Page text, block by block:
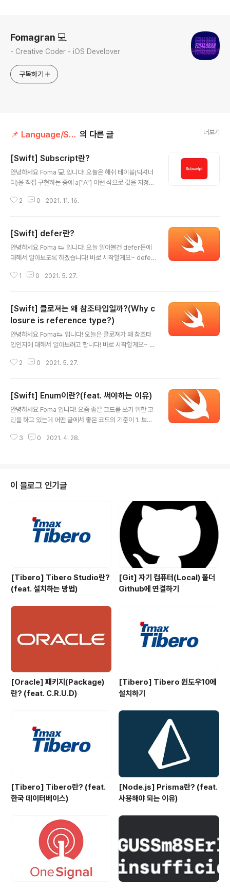
Fomagran 💻
- Creative Coder - iOS Develover
구독하기
📌 Language/Swift 의 다른 글 더보기
[Swift] Subscript란?
안녕하세요 Foma 💻 입니다! 오늘은 해쉬 테이블(딕셔너
리)을 직접 구현하는 중에 a["A"] 이런 식으로 값을 지정하
한다는 것을 알고 글을 정리하게 되었습니다. 바로 시작할
트를 정의해 사용할 수 있습니다. 서브스크립트란 콜렉션,
리스트, 시퀀스 등 집합의 특정 멤버 엘리먼트에 간단하게
접근할 수 있는 문법입니다. 서브스크립트를 이용하면 추
올 수(retrieve) 있습니다. 예를들면, 배열(Array) 인스턴
2 0 2021. 11. 16.
[Swift] defer란?
안녕하세요 Foma 👟 입니다! 오늘 알아볼건 defer문에
대해서 알아보도록 하겠습니다! 바로 시작할게요~ defer
통해서 간단히 알아보겠습니다. iOS개발을 하고 있는 사람
가장 마지막에 "커밋하기"가 출력되는 것을 볼 수 있습니
다. func 코딩하기() { defer { print("커밋하기") } print
("컴터켜기") print("Xcode 켜기") print("코드 작성") p
rint("코딩 끝") } 코딩하기() //컴터켜기 //Xcode 켜기 //
여러개..
1 0 2021. 5. 27.
[Swift] 클로져는 왜 참조타입일까?(Why c
losure is reference type?)
안녕하세요 Foma👟 입니다! 오늘은 클로져가 왜 참조타
입인지에 대해서 알아보려고 합니다! 바로 시작할게요~ 클
수입니다! (엄밀히 말하면 모든 함수를 뜻하기도 합니다.)
와 같이 작성되어 있죠? func hello() -> String { return
"hello" } 클로져는 아래와 같이 함수명이 없이 함수와 같
은 역할을 할 수 있습니다. let hello:(()->String) = { ret
명하고 넘어갈게요~ 참조 타입이란? 참조 타입은 객체의
2 0 2021. 5. 27.
[Swift] Enum이란?(feat. 써야하는 이유)
안녕하세요 Foma 입니다! 요즘 좋은 코드를 쓰기 위한 고
민을 하고 있는데 어떤 글에서 좋은 코드의 기준이 1. 보기
형은 미리 자주 쓰일 키워드를 열거해놓는 것인데 이것은
m이란? "컴퓨터 프로그래밍에서 열거형은 요소, 멤버라
불리는 명명된 값의 집합을 이루는 자료형이다. 열거자 이
름들은 일반적으로 해당 언어의 상수 역할을 하는 식별자
이다." - 위키 백과 - 간단히 말하면 상수 역할을 값들을 보
기 쉽게 나열해놓는 것입니다. Enum을 쓰면 뭐가 좋은데?
🤨 1. 코드가 보기 쉽..
3 0 2021. 4. 28.
이 블로그 인기글
[Tibero] Tibero Studio란?
(feat. 설치하는 방법)
[Git] 자기 컴퓨터(Local) 폴더
Github에 연결하기
[Oracle] 패키지(Package)
란? (feat. C.R.U.D)
[Tibero] Tibero 윈도우10에
설치하기
[Tibero] Tibero란? (feat.
한국 데이터베이스)
[Node.js] Prisma란? (feat.
사용해야 되는 이유)